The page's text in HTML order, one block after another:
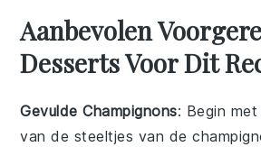
Aanbevolen
Desserts Voor Dit
Gevulde Champignons: Begin
van de steeltjes van de